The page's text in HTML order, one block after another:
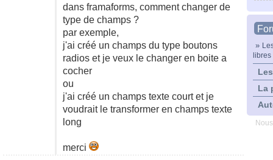
»
libres
La
dans framaforms, comment changer de
type de champs ?
par exemple,
j'ai créé un champs du type boutons
radios et je veux le changer en boite a
cocher
ou
j'ai créé un champs texte court et je
voudrait le transformer en champs texte
long
merci